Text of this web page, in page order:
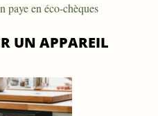
paye en éco-chèques
UN APPAREIL